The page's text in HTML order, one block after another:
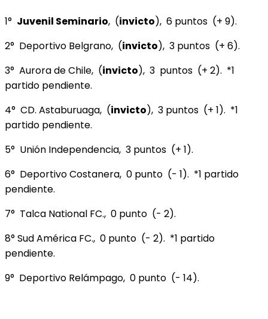
1° Juvenil Seminario, (invicto), 6 puntos (+ 9).
2° Deportivo Belgrano, (invicto), 3 puntos (+ 6).
3° Aurora de Chile, (invicto), 3 puntos (+ 2). *1
partido pendiente.
4° CD. Astaburuaga, (invicto), 3 puntos (+ 1). *1
partido pendiente.
5° Unión Independencia, 3 puntos (+ 1).
6° Deportivo Costanera, 0 punto (- 1). *1 partido
pendiente.
7° Talca National FC., 0 punto (- 2).
8° Sud América FC., 0 punto (- 2). *1 partido
pendiente.
9° Deportivo Relámpago, 0 punto (- 14).